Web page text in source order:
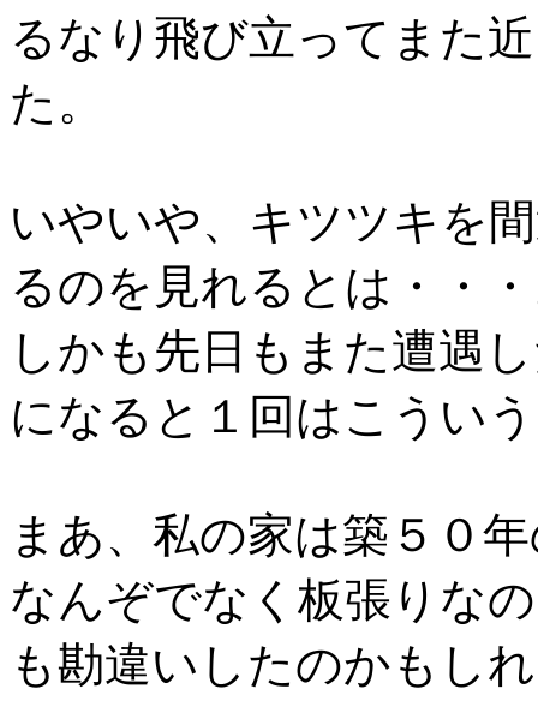
るなり飛び立ってまた
た。
いやいや、キツツキを
るのを見れるとは・・
しかも先日もまた遭遇
になると１回はこうい
まあ、私の家は築５０
なんぞでなく板張りな
も勘違いしたのかもし